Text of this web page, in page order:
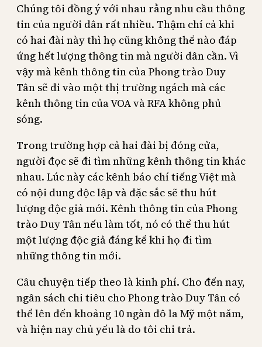
Chúng tôi đồng ý với nhau rằng nhu cầu thông
tin của người dân rất nhiều. Thậm chí cả khi
có hai đài này thì họ cũng không thể nào đáp
ứng hết lượng thông tin mà người dân cần. Vì
vậy mà kênh thông tin của Phong trào Duy
Tân sẽ đi vào một thị trường ngách mà các
kênh thông tin của VOA và RFA không phủ
sóng.
Trong trường hợp cả hai đài bị đóng cửa,
người đọc sẽ đi tìm những kênh thông tin khác
nhau. Lúc này các kênh báo chí tiếng Việt mà
có nội dung độc lập và đặc sắc sẽ thu hút
lượng độc giả mới. Kênh thông tin của Phong
trào Duy Tân nếu làm tốt, nó có thể thu hút
một lượng độc giả đáng kể khi họ đi tìm
những thông tin mới.
Câu chuyện tiếp theo là kinh phí. Cho đến nay,
ngân sách chi tiêu cho Phong trào Duy Tân có
thể lên đến khoảng 10 ngàn đô la Mỹ một năm,
và hiện nay chủ yếu là do tôi chi trả.